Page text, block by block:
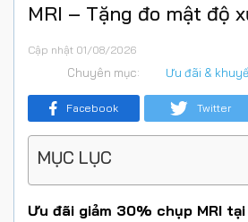
MRI – Tặng đo mật độ
Cập nhật 01/08/2026
Chuyên mục: Ưu đãi &
Facebook Twitter
MỤC LỤC
Ưu đãi giảm 30% chụp MRI